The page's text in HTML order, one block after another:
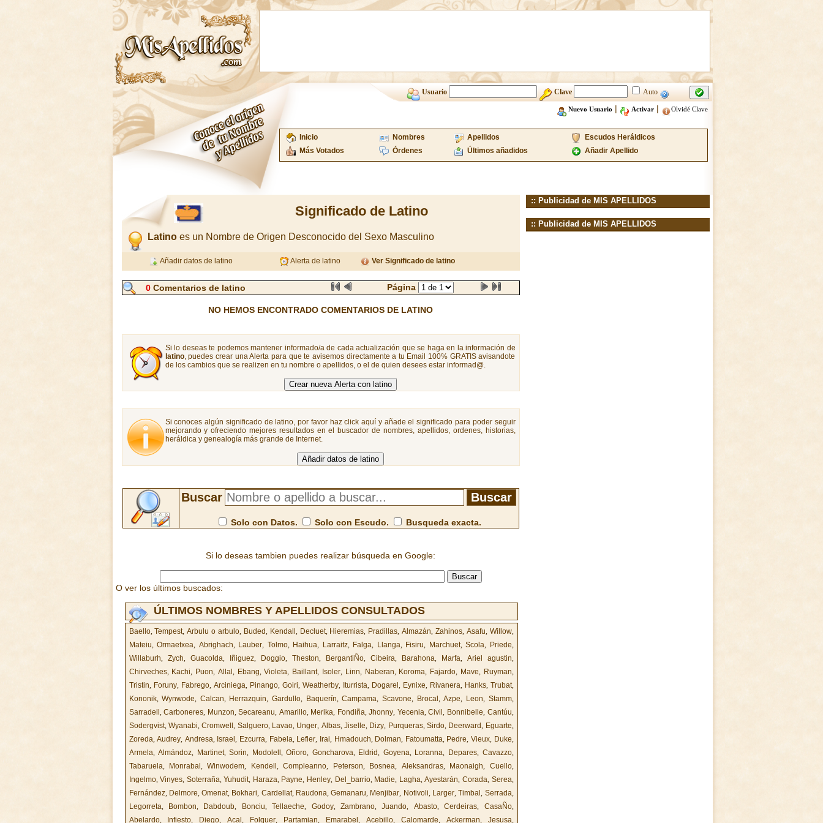
Usuario Clave Auto
Nuevo Usuario | Activar| Olvidé Clave
Inicio Nombres Apellidos
Escudos Heráldicos
Más Votados
Órdenes Últimos añadidos Añadir Apellido
Significado de Latino
Latino es un Nombre de Origen Desconocido del Sexo Masculino
Añadir datos de latino Alerta de latino Ver Significado de latino
0Comentarios de latino Página
NO HEMOS ENCONTRADO COMENTARIOS DE LATINO
Si lo deseas te podemos mantener informado/a de cada actualización que se haga en la información de
latino, puedes crear una Alerta para que te avisemos directamente a tu Email 100% GRATIS avisandote
de los cambios que se realizen en tu nombre o apellidos, o el de quien desees estar informad@.
Si conoces algún significado de latino, por favor haz click aquí y añade el significado para poder seguir
mejorando y ofreciendo mejores resultados en el buscador de nombres, apellidos, ordenes, historias,
heráldica y genealogía más grande de Internet.
Buscar
Solo con Datos. Solo con Escudo. Busqueda exacta.
Si lo deseas tambien puedes realizar búsqueda en Google:
O ver los últimos buscados:
ÚLTIMOS NOMBRES Y APELLIDOS CONSULTADOS
Baello,Tempest,Arbulu o arbulo, Buded, Kendall , Decluet, Hieremias, Pradillas,Almazán, Zahinos, Asafu, Willow,
Mateiu, Ormaetxea, Abrighach, Lauber, Tolmo, Haihua, Larraitz, Falga, Llanga, Fisiru, Marchuet, Scola, Priede,
Willaburh, Zych, Guacolda, Iñiguez, Doggio, Theston, BergantiÑo, Cibeira, Barahona, Marfa, Ariel agustin,
Chirveches, Kachi, Puon, Allal , Ebang,Violeta, Baillant, Isoler, Linn, Naberan, Koroma, Fajardo, Mave, Ruyman,
Tristin, Foruny, Fabrego, Arciniega, Pinango, Goiri, Weatherby, Iturrista, Dogarel , Eynixe, Rivanera, Hanks, Trubat,
Kononik,Wynwode, Calcan, Herrazquin,Gardullo, Baquerín,Campama, Scavone, Brocal ,Azpe, Leon, Stamm,
Sarradell ,Carboneres, Munzon,Secareanu, Amarillo, Merika, Fondiña,Jhonny, Yecenia,Civil, Bonnibelle, Cantúu,
Sodergvist, Wyanabi,Cromwell, Salguero, Lavao, Unger, Albas, Jiselle, Dizy, Purqueras, Sirdo, Deerward, Eguarte,
Zoreda,Audrey, Andresa, Israel, Ezcurra, Fabela, Lefler, Irai, Hmadouch, Dolman, Fatoumatta, Pedre, Vieux, Duke,
Armela,Almándoz, Martinet,Sorin, Modolell ,Oñoro, Goncharova, Eldrid, Goyena, Loranna, Depares, Cavazzo,
Tabaruela, Monrabal ,Winwodem, Kendell ,Compleanno, Peterson, Bosnea, Aleksandras, Maonaigh, Cuello,
Ingelmo,Vinyes, Soterraña,Yuhudit, Haraza, Payne, Henley, Del_barrio, Madie, Lagha,Ayestarán,Corada, Serea,
Fernández, Delmore,Omenat, Bokhari, Cardellat, Raudona,Gemanaru, Menjibar, Notivoli, Larger,Timbal, Serrada,
Legorreta, Bombon, Dabdoub, Bonciu,Tellaeche, Godoy, Zambrano,Juando, Abasto,Cerdeiras, CasaÑo,
Abelardo, Infiesto, Diego,Acal, Folquer, Partamian, Emarabel , Acebillo, Calomarde, Ackerman, Jesusa,
:: Publicidad de MIS APELLIDOS
:: Publicidad de MIS APELLIDOS